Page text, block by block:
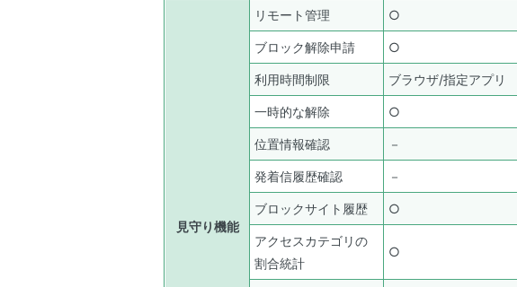
見守り機能
リモート管理 ○
ブロック解除申請 ○
利用時間制限 ブラウザ/指定アプリ
一時的な解除 ○
位置情報確認 －
発着信履歴確認 －
ブロックサイト履歴 ○
アクセスカテゴリの
割合統計
○